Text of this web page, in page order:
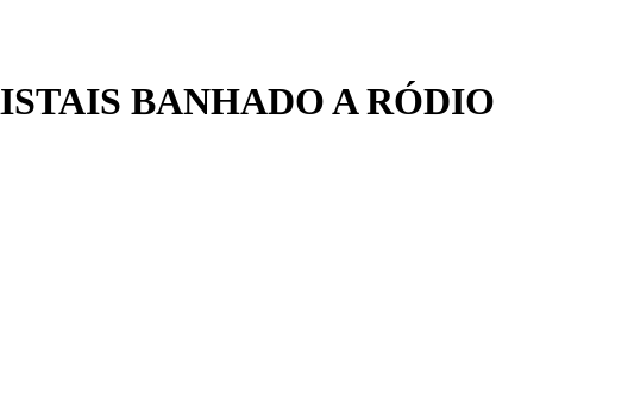
BANHADO A RÓDIO